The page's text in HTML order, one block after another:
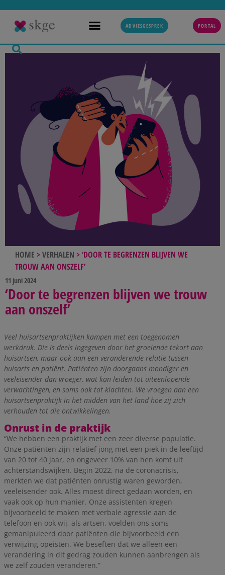
ADVIESGESPREK PORTAL
HOME >VERHALEN >‘DOOR TE BEGRENZEN BLIJVEN WE
TROUW AAN ONSZELF’
11 juni 2024
‘Door te begrenzen blijven we trouw
aan onszelf’
Veel huisartsenpraktijken kampen met een toegenomen
werkdruk. Die is deels ingegeven door het groeiende tekort aan
huisartsen, maar ook aan een veranderende relatie tussen
huisarts en patiënt. Patiënten zijn doorgaans mondiger en
veeleisender dan vroeger, wat kan leiden tot uiteenlopende
verwachtingen, en soms ook tot klachten. We vroegen aan een
huisartsenpraktijk in het midden van het land hoe zij zich
verhouden tot die ontwikkelingen.
Onrust in de praktijk
“We hebben een praktijk met een zeer diverse populatie.
Onze patiënten zijn relatief jong met een piek in de leeftijd
van 20 tot 40 jaar, en ongeveer 10% van hen komt uit
achterstandswijken. Begin 2022, na de coronacrisis,
merkten we dat patiënten onrustig waren geworden,
veeleisender ook. Alles moest direct gedaan worden, en
vaak ook op hun manier. Onze assistenten kregen
bijvoorbeeld te maken met verbale agressie aan de
telefoon en ook wij, als artsen, voelden ons soms
gemanipuleerd door patiënten die bijvoorbeeld een
verwijzing opeisten. We beseften dat we alleen een
verandering in dit gedrag zouden kunnen aanbrengen als
we zelf zouden veranderen.”